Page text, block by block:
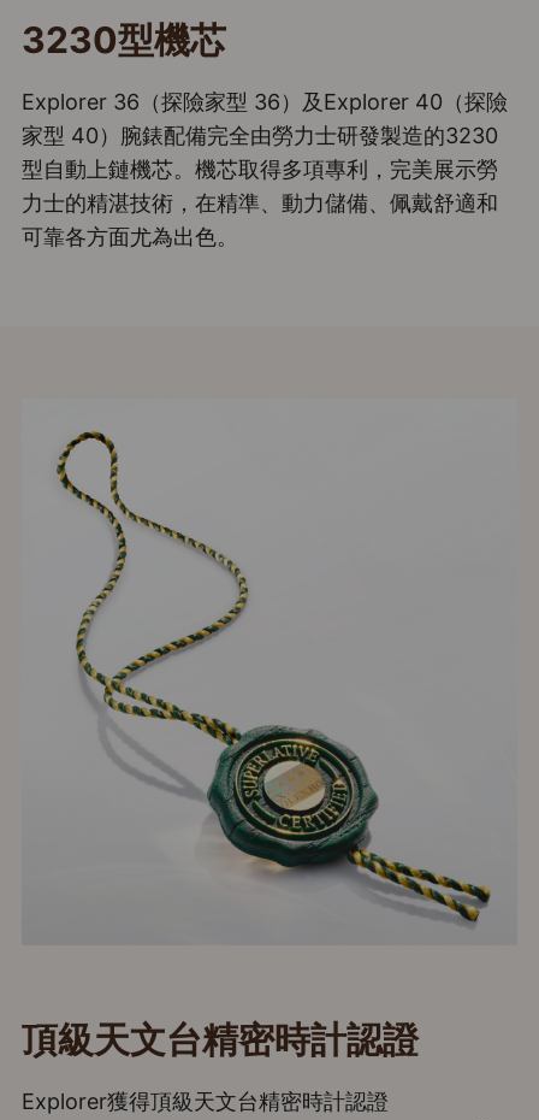
3230型機芯
Explorer 36（探險家型 36）及Explorer 40（探險
家型 40）腕錶配備完全由勞力士研發製造的3230
型自動上鏈機芯。機芯取得多項專利，完美展示勞
力士的精湛技術，在精準、動力儲備、佩戴舒適和
可靠各方面尤為出色。
頂級天文台精密時計認證
Explorer獲得頂級天文台精密時計認證